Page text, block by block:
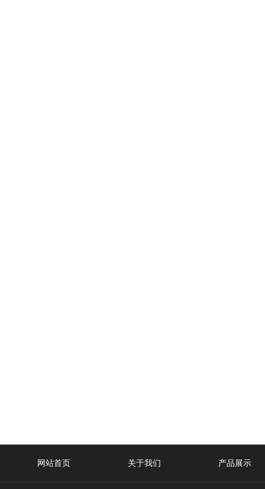
网站首页 关于我们 产品展示